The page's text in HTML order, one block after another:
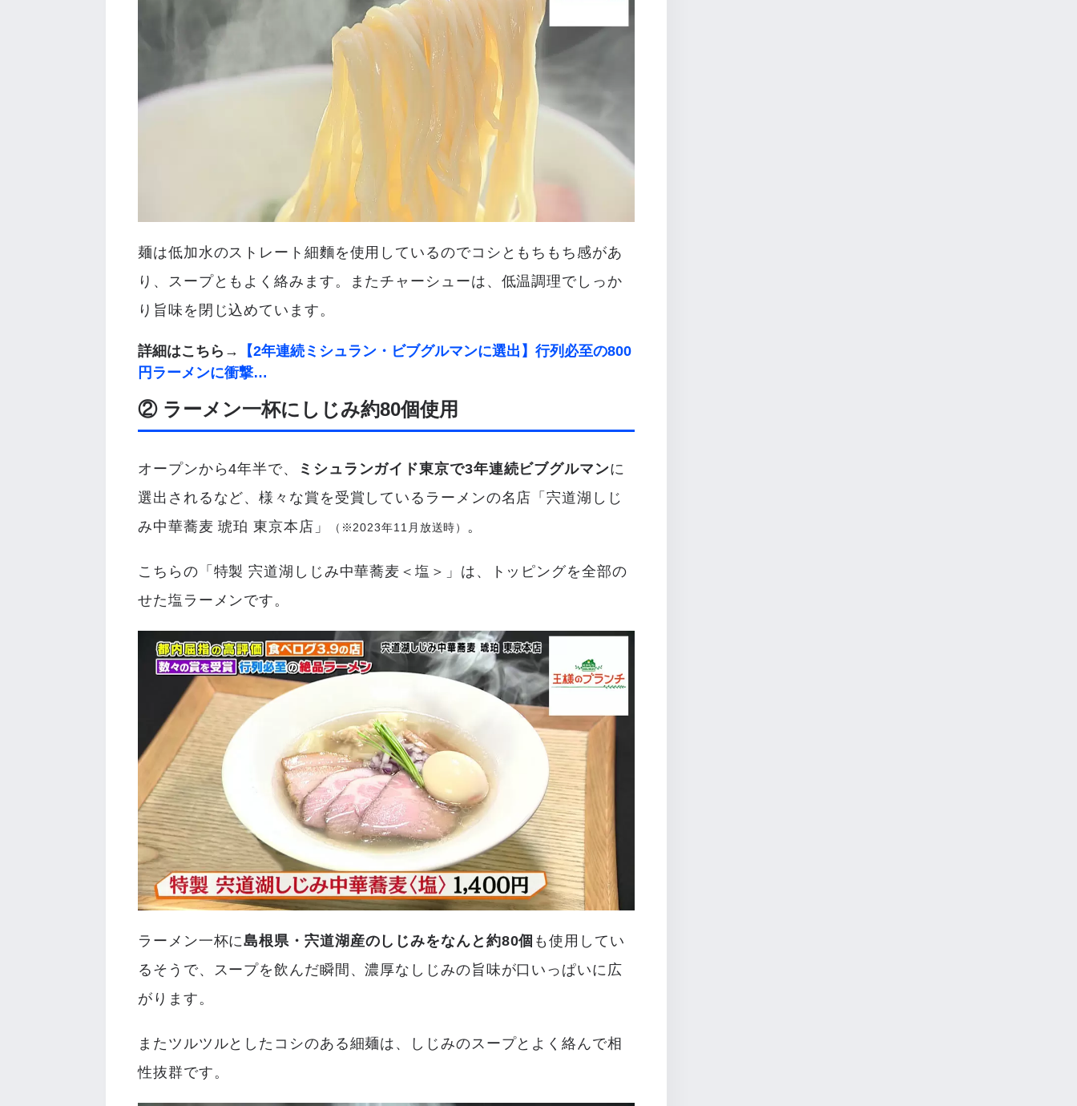
麺は低加水のストレート細麵を使用しているのでコシともちもち感があ
り、スープともよく絡みます。またチャーシューは、低温調理でしっか
り旨味を閉じ込めています。
詳細はこちら→
【2年連続ミシュラン・ビブグルマンに選出】行列必至の800
円ラーメンに衝撃…
② ラーメン一杯にしじみ約80個使用
オープンから4年半で、 ミシュランガイド東京で3年連続ビブグルマンに
選出されるなど、様々な賞を受賞しているラーメンの名店「宍道湖しじ
み中華蕎麦 琥珀 東京本店」
（※2023年11月放送時） 。
こちらの「特製 宍道湖しじみ中華蕎麦＜塩＞」は、トッピングを全部の
せた塩ラーメンです。
ラーメン一杯に島根県・宍道湖産のしじみをなんと約80個 も使用してい
るそうで、スープを飲んだ瞬間、濃厚なしじみの旨味が口いっぱいに広
がります。
またツルツルとしたコシのある細麺は、しじみのスープとよく絡んで相
性抜群です。